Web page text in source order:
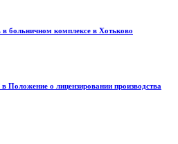
больничном комплексе в Хотьково
Положение о лицензировании производства